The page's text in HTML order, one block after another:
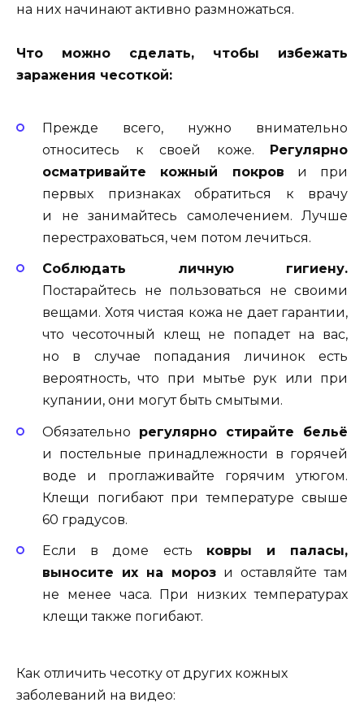
на них начинают активно размножаться.
Что можно сделать, чтобы избежать
заражения чесоткой:
Прежде всего, нужно внимательно
относитесь к своей коже.
Регулярно
осматривайте кожный покров и при
первых признаках обратиться к врачу
и не занимайтесь самолечением. Лучше
перестраховаться, чем потом лечиться.
Соблюдать личную гигиену.
Постарайтесь не пользоваться не своими
вещами. Хотя чистая кожа не дает гарантии,
что чесоточный клещ не попадет на вас,
но в случае попадания личинок есть
вероятность, что при мытье рук или при
купании, они могут быть смытыми.
Обязательно регулярно стирайте бельё
и постельные принадлежности в горячей
воде и проглаживайте горячим утюгом.
Клещи погибают при температуре свыше
60 градусов.
Если в доме есть ковры и паласы,
выносите их на мороз и оставляйте там
не менее часа. При низких температурах
клещи также погибают.
Как отличить чесотку от других кожных
заболеваний на видео: